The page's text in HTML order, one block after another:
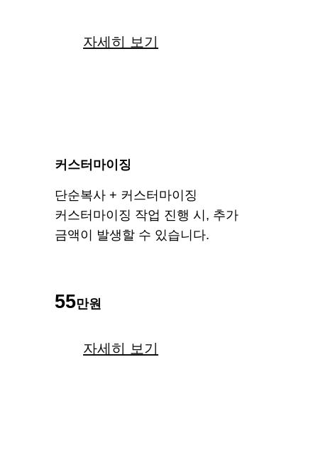
자세히 보기
커스터마이징
단순복사 + 커스터마이징
커스터마이징 작업 진행 시, 추가
금액이 발생할 수 있습니다.
55만원
자세히 보기